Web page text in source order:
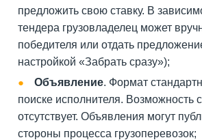
предложить свою ставку. В
тендера грузовладелец может
победителя или отдать
настройкой «Забрать сразу»);
Объявление. Формат
поиске исполнителя. Возможность
отсутствует. Объявления могут
стороны процесса грузоперевозок;